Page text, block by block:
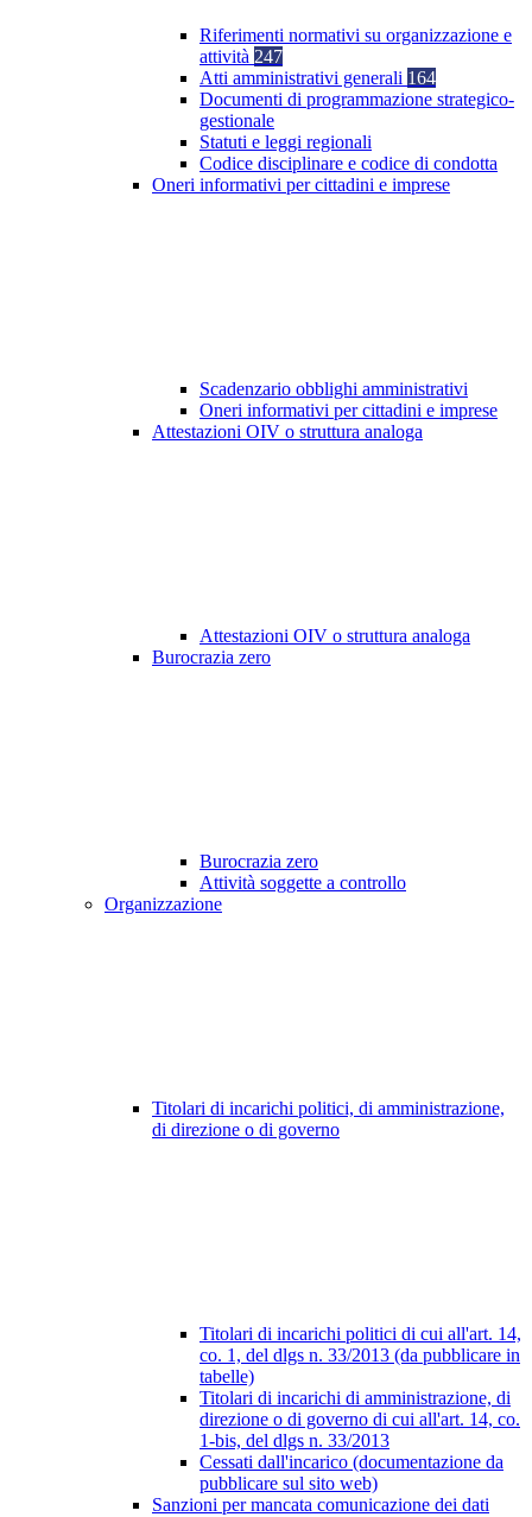
Riferimenti normativi su organizzazione e
attività 247
Atti amministrativi generali 164
Documenti di programmazione strategico-
gestionale
Statuti e leggi regionali
Codice disciplinare e codice di condotta
Oneri informativi per cittadini e imprese
Scadenzario obblighi amministrativi
Oneri informativi per cittadini e imprese
Attestazioni OIV o struttura analoga
Attestazioni OIV o struttura analoga
Burocrazia zero
Burocrazia zero
Attività soggette a controllo
Organizzazione
Titolari di incarichi politici, di amministrazione,
di direzione o di governo
Titolari di incarichi politici di cui all'art. 14,
co. 1, del dlgs n. 33/2013 (da pubblicare in
tabelle)
Titolari di incarichi di amministrazione, di
direzione o di governo di cui all'art. 14, co.
1-bis, del dlgs n. 33/2013
Cessati dall'incarico (documentazione da
pubblicare sul sito web)
Sanzioni per mancata comunicazione dei dati